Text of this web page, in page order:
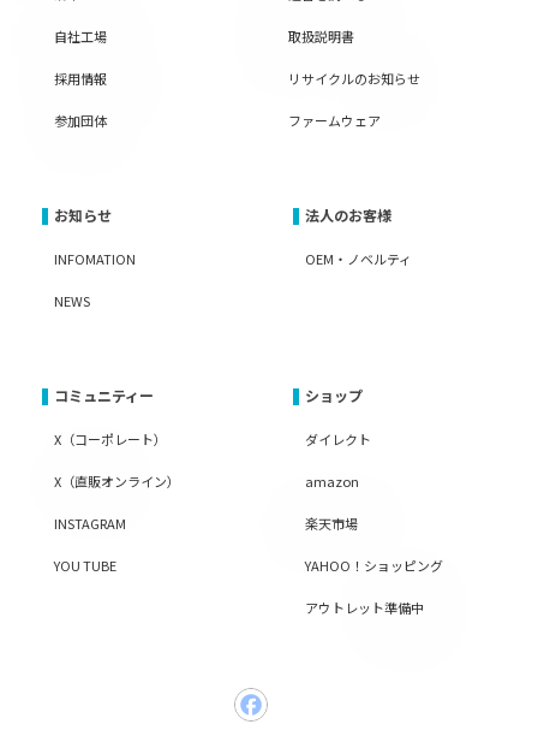
自社工場
採用情報
参加団体
取扱説明書
リサイクルのお知らせ
ファームウェア
お知らせ
INFOMATION
NEWS
法人のお客様
OEM・ノベルティ
コミュニティー
X（コーポレート）
X（直販オンライン）
INSTAGRAM
YOU TUBE
ショップ
ダイレクト
amazon
楽天市場
YAHOO！ショッピング
アウトレット準備中